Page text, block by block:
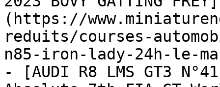
(https://
reduits/courses-
n85-iron-lady-24h-le-
- [AUDI R8 LMS GT3